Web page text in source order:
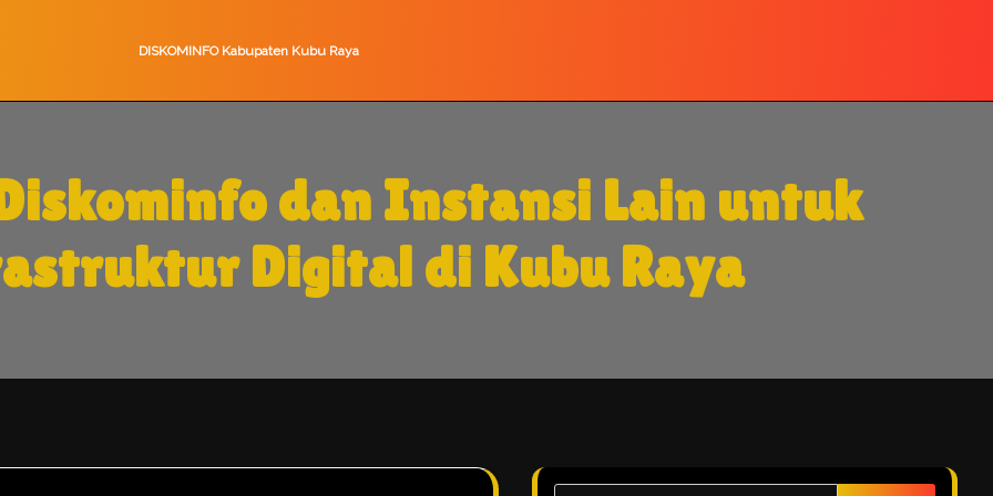
DISKOMINFO Kabupaten Kubu Raya
dan Instansi Lain untuk
Digital di Kubu Raya